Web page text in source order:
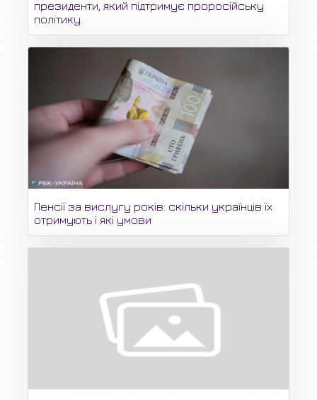
президенти, який підтримує проросійську
політику.
Пенсії за вислугу років: скільки українців їх
отримують і які умови